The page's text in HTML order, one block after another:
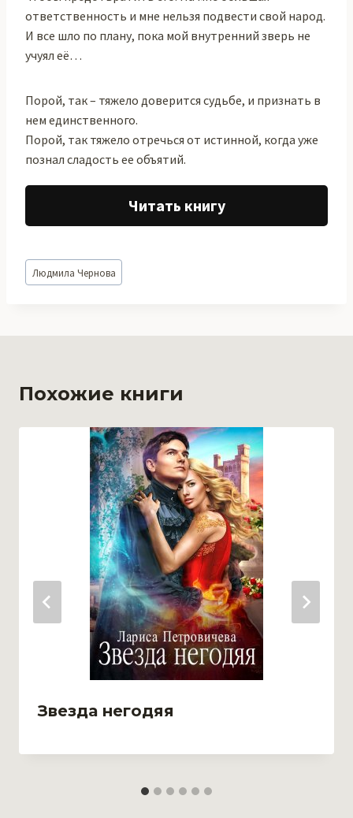
ответственность и мне нельзя подвести свой народ.
И все шло по плану, пока мой внутренний зверь не
учуял её…
Порой, так – тяжело доверится судьбе, и признать в
нем единственного.
Порой, так тяжело отречься от истинной, когда уже
познал сладость ее объятий.
Читать книгу
Метки
записи:
Людмила Чернова
Похожие книги
Звезда негодяя